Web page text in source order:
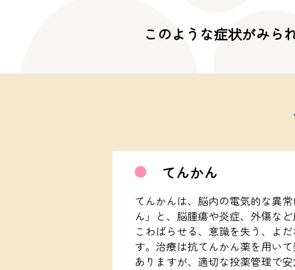
このような症状がみら
てんかん
てんかんは、脳内の電気的な異
ん」と、脳腫瘍や炎症、外傷な
こわばらせる、意識を失う、よ
す。治療は抗てんかん薬を用い
ありますが、適切な投薬管理で